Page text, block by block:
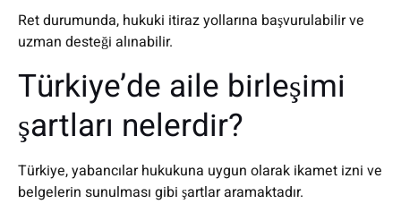
Ret durumunda, hukuki itiraz yollarına başvurulabilir ve
uzman desteği alınabilir.
Türkiye’de aile birleşimi
şartları nelerdir?
Türkiye, yabancılar hukukuna uygun olarak ikamet izni ve
belgelerin sunulması gibi şartlar aramaktadır.